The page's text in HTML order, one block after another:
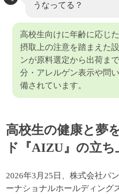
うなってる？
高校生向けに年齢に応じ
摂取上の注意を踏まえた
ンが原料選定から出荷ま
分・アレルゲン表示や問
備されています。
高校生の健康と夢
ド『AIZU』の立
2026年3月25日、株式会社パ
ーナショナルホールディング